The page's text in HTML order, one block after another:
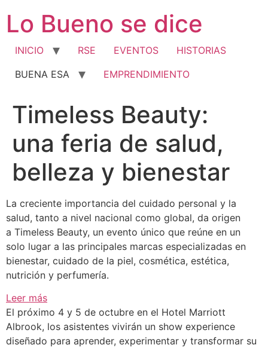
contenido
Lo Bueno se dice
INICIO RSE EVENTOS
HISTORIAS
BUENA ESA
EMPRENDIMIENTO
Timeless Beauty:
una feria de salud,
belleza y bienestar
La creciente importancia del cuidado personal y la
salud, tanto a nivel nacional como global, da origen
a Timeless Beauty, un evento único que reúne en un
solo lugar a las principales marcas especializadas en
bienestar, cuidado de la piel, cosmética, estética,
nutrición y perfumería.
Leer más:
Timeless
Beauty:
una
El próximo 4 y 5 de octubre en el Hotel Marriott
Albrook, los asistentes vivirán un show experience
diseñado para aprender, experimentar y transformar su